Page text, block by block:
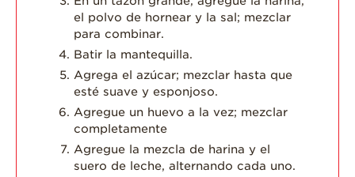
el polvo de hornear y la sal; mezclar
para combinar.
Batir la mantequilla.
Agrega el azúcar; mezclar hasta que
esté suave y esponjoso.
Agregue un huevo a la vez; mezclar
completamente
Agregue la mezcla de harina y el
suero de leche, alternando cada uno.